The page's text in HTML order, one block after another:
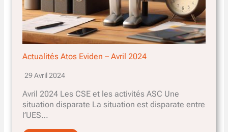
Actualités Atos Eviden – Avril 2024
29 Avril 2024
Avril 2024 Les CSE et les activités ASC Une
situation disparate La situation est disparate entre
l’UES…